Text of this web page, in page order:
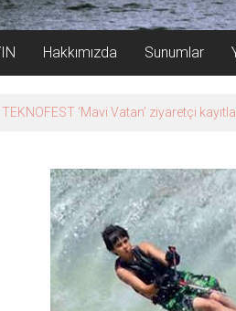
Hakkımızda Sunumlar
Tersane işçilerinin direnişi, kazanımla